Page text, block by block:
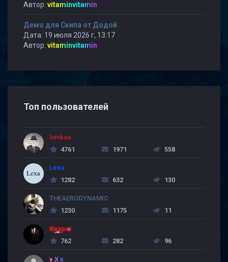
Автор: vitaminvitamin
Демо для Скипа от Додой
Дата: 19 июля 2026 г, 13:17
Автор: vitaminvitamin
Топ пользователей
lamkaa
4761
1971 558
Lexa
1282
632 130
THEAERODYNAMIC
1230
1175 11
Kasper
762
282 96
x X x